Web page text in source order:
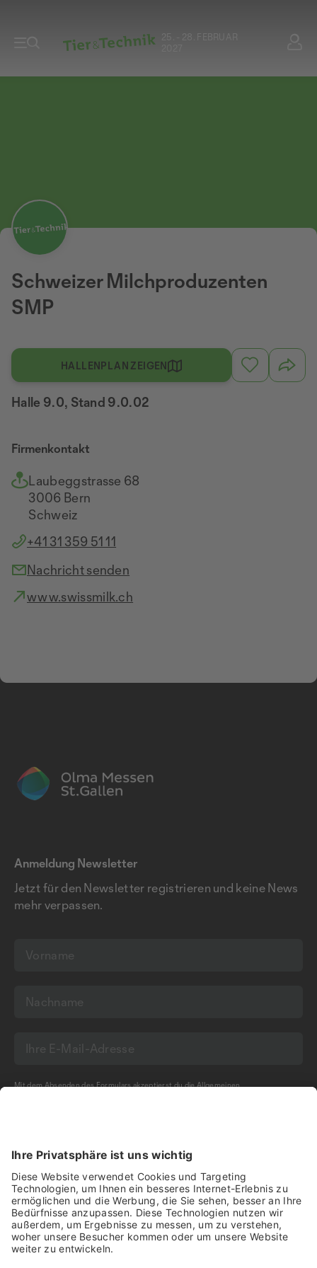
25. - 28. FEBRUAR
Schweizer Milchproduzenten
SMP
HALLENPLAN ZEIGEN
Halle 9.0, Stand 9.0.02
Firmenkontakt
Laubeggstrasse 68
3006 Bern
Schweiz
+41 31 359 51 11
Nachricht senden
www.swissmilk.ch
Anmeldung Newsletter
Jetzt für den Newsletter registrieren und keine News
mehr verpassen.
Mit dem Absenden des Formulars akzeptierst du dieAllgemeinen